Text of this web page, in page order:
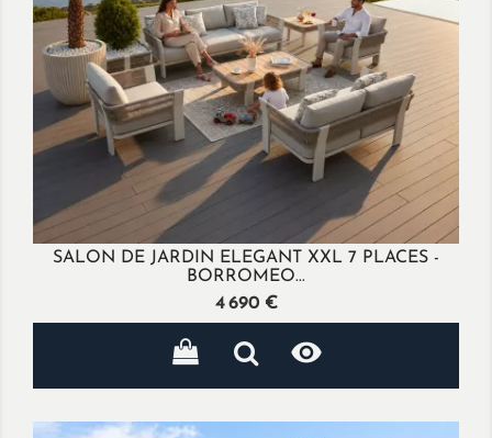
SALON DE JARDIN ELEGANT XXL 7 PLACES -
BORROMEO...
Prix
4 690 €
